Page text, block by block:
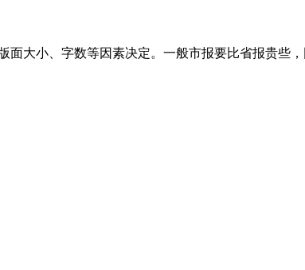
大小、字数等因素决定。一般市报要比省报贵些